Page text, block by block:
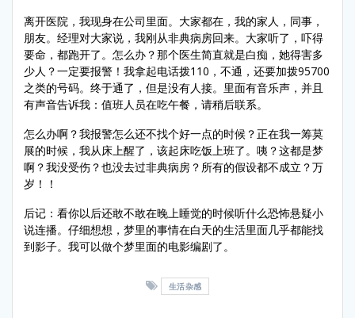
离开医院，我现身在公司里面。大家都在，我的家人，同事，
朋友。经理对大家说，我刚从非典病房回来。大家听了，吓得
要命，都跑开了。怎么办？那个医生简直就是白痴，她得害多
少人？一定要报警！我拿起电话拨110，不通，还要加拨95700
之类的号码。终于通了，但是没有人接。里面有音乐声，并且
有声音告诉我：值班人员在吃午餐，请稍后联系。
怎么办啊？我报警怎么还不找个好一点的时候？正在我一筹莫
展的时候，我从床上醒了，该起床吃饭上班了。咦？这都是梦
啊？我没受伤？也没去过非典病房？所有的假设都不成立？万
岁！！
后记：看你以后还敢不敢在晚上睡觉的时候听什么恐怖悬疑小
说连播。仔细想想，梦里的事情在白天的生活里面几乎都能找
到影子。我可以做个梦里面的电影编剧了。
生活杂感